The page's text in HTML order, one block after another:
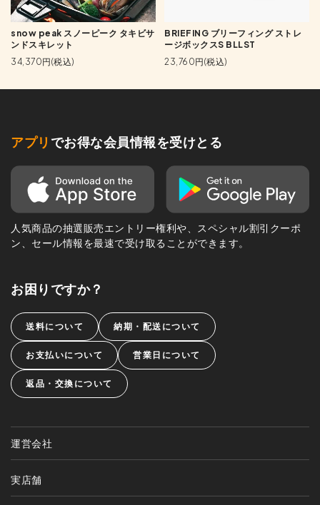
snow peak スノーピーク タキビサ
ンドスキレット
34,370円(税込)
BRIEFING ブリーフィング ストレ
ージボックスS BLLST
23,760円(税込)
アプリ でお得な会員情報を受けとる
人気商品の抽選販売エントリー権利や、スペシャル割引クーポ
ン、セール情報を最速で受け取ることができます。
お困りですか？
送料について 納期・配送について
お支払いについて 営業日について
返品・交換について
運営会社
実店舗